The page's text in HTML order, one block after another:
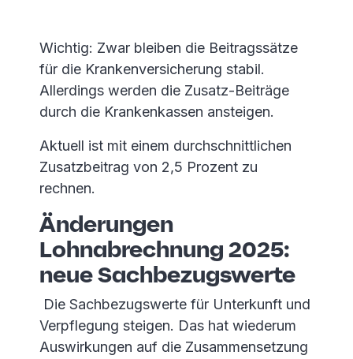
Wichtig: Zwar bleiben die Beitragssätze
für die Krankenversicherung stabil.
Allerdings werden die Zusatz-Beiträge
durch die Krankenkassen ansteigen.
Aktuell ist mit einem durchschnittlichen
Zusatzbeitrag von 2,5 Prozent zu
rechnen.
Änderungen
Lohnabrechnung 2025:
neue Sachbezugswerte
Die Sachbezugswerte für Unterkunft und
Verpflegung steigen. Das hat wiederum
Auswirkungen auf die Zusammensetzung